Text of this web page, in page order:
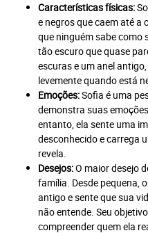
Características físicas:
e negros que caem até a
que ninguém sabe como
tão escuro que quase
escuras e um anel
levemente quando está
Emoções:Sofia é uma
demonstra suas
entanto, ela sente uma
desconhecido e carrega
revela.
Desejos:O maior desejo
família. Desde pequena,
antigo e sente que sua
não entende. Seu
compreender quem ela